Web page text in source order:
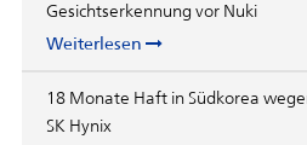
Gesichtserkennung vor Nuki
Weiterlesen
18 Monate Haft in Südkorea
SK Hynix